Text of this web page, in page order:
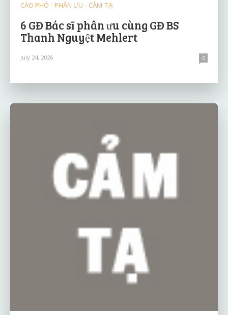
CÁO PHÓ - PHÂN ƯU - CẢM TẠ
6 GĐ Bác sĩ phân ưu cùng GĐ BS
Thanh Nguyệt Mehlert
July 24, 2026 0